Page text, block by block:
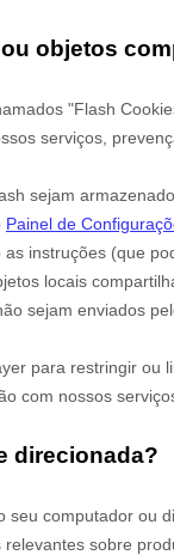
objetos
"Flash
serviços,
sejam
Painel de
as instruções (que
locais
sejam enviados
para restringir ou
com nossos
direcionada?
seu computador ou
sobre